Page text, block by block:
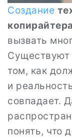
Создание
копирайтера
вызвать
Существуют
том, как
и
совпадает.
понять, что